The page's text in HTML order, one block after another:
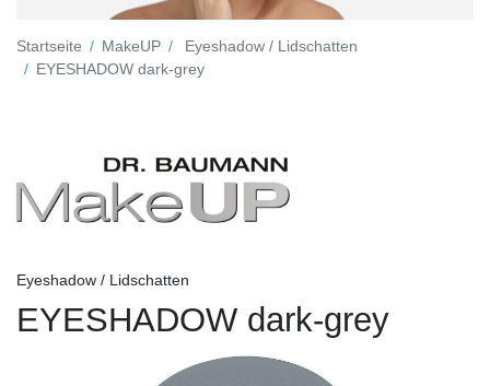
Startseite MakeUP
Eyeshadow / Lidschatten
EYESHADOW dark-grey
Eyeshadow / Lidschatten
EYESHADOW dark-grey